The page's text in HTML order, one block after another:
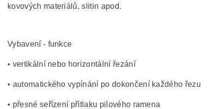
kovových materiálů, slitin apod.
Vybavení - funkce
• vertikální nebo horizontální řezání
• automatického vypínání po dokončení každého řezu
• přesné seřízení přítlaku pilového ramena